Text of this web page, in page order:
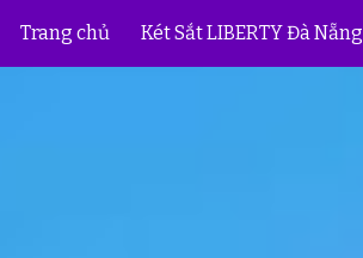
Skip to main content
Trang chủ Két Sắt LIBERTY Đà Nẵng